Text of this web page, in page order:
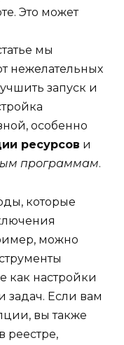
Это может
мы
нежелательных
запуск и
особенно
ресурсов и
программам.
которые
можно
как настройки
задач. Если вам
вы также
реестре,